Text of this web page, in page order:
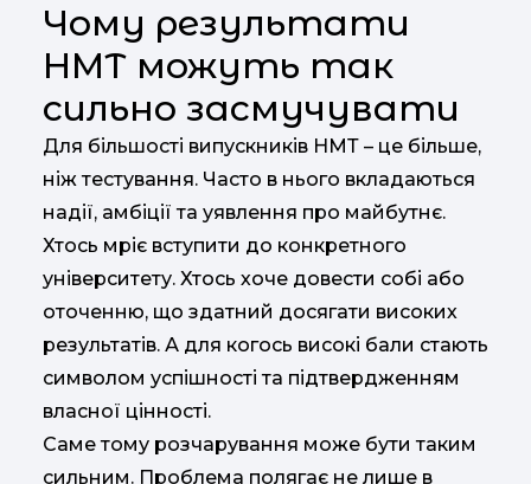
Чому результати
НМТ можуть так
сильно засмучувати
Для більшості випускників НМТ – це більше,
ніж тестування. Часто в нього вкладаються
надії, амбіції та уявлення про майбутнє.
Хтось мріє вступити до конкретного
університету. Хтось хоче довести собі або
оточенню, що здатний досягати високих
результатів. А для когось високі бали стають
символом успішності та підтвердженням
власної цінності.
Саме тому розчарування може бути таким
сильним. Проблема полягає не лише в